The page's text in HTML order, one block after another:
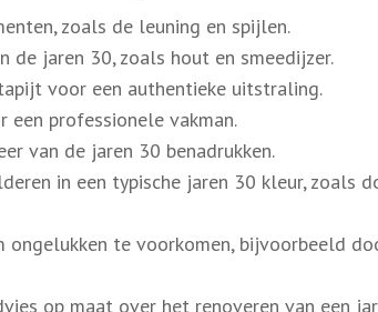
zoals de leuning en spijlen.
jaren 30, zoals hout en smeedijzer.
voor een authentieke uitstraling.
een professionele vakman.
van de jaren 30 benadrukken.
in een typische jaren 30 kleur, zoals
te voorkomen, bijvoorbeeld
op maat over het renoveren van een